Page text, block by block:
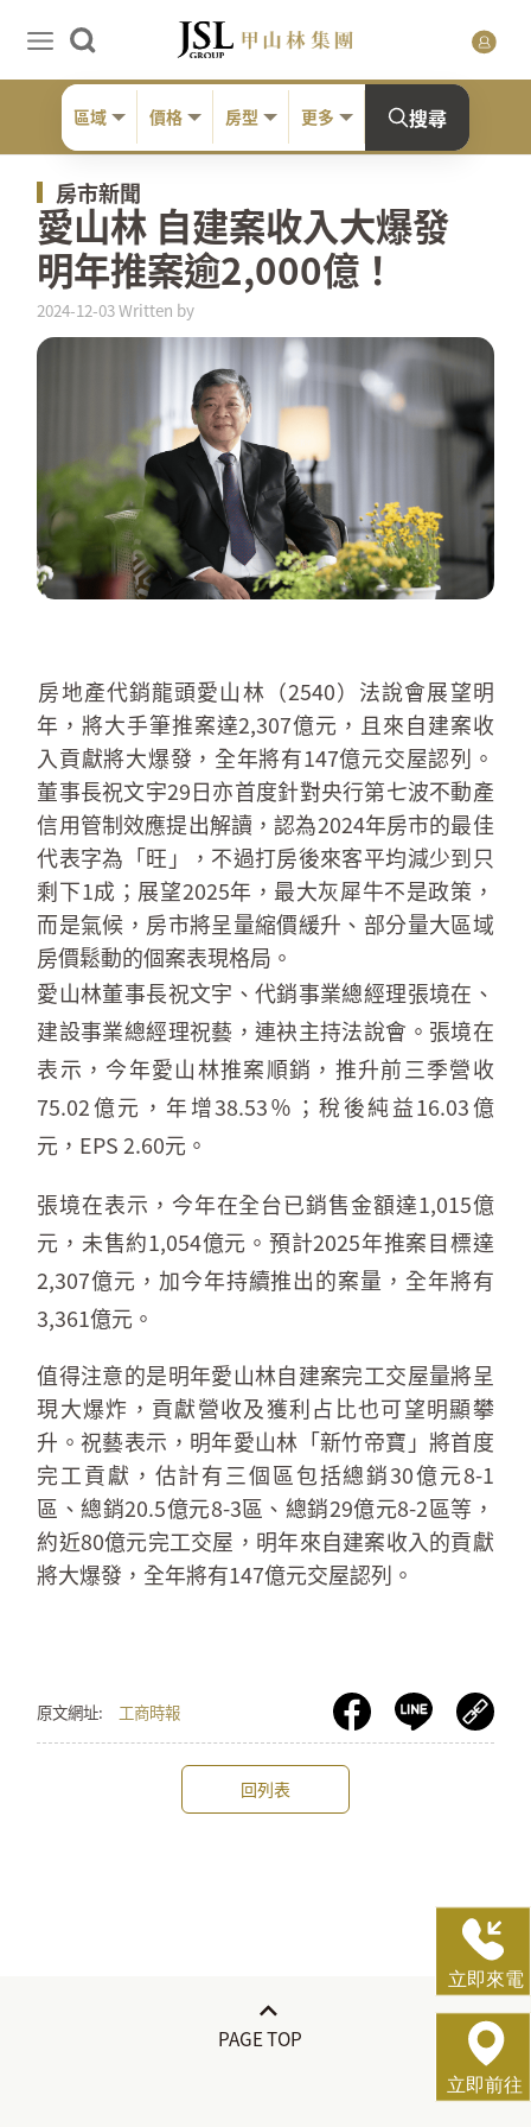
區域 價格 房型 更多 搜尋
房市新聞
愛山林 自建案收入大爆發
明年推案逾2,000億！
2024-12-03 Written by
房地產代銷龍頭愛山林（2540）法說會展望明
年，將大手筆推案達2,307億元，且來自建案收
入貢獻將大爆發，全年將有147億元交屋認列。
董事長祝文宇29日亦首度針對央行第七波不動產
信用管制效應提出解讀，認為2024年房市的最佳
代表字為「旺」，不過打房後來客平均減少到只
剩下1成；展望2025年，最大灰犀牛不是政策，
而是氣候，房市將呈量縮價緩升、部分量大區域
房價鬆動的個案表現格局。
愛山林董事長祝文宇、代銷事業總經理張境在、
建設事業總經理祝藝，連袂主持法說會。張境在
表示，今年愛山林推案順銷，推升前三季營收
75.02億元，年增38.53％；稅後純益16.03億
元，EPS 2.60元。
張境在表示，今年在全台已銷售金額達1,015億
元，未售約1,054億元。預計2025年推案目標達
2,307億元，加今年持續推出的案量，全年將有
3,361億元。
值得注意的是明年愛山林自建案完工交屋量將呈
現大爆炸，貢獻營收及獲利占比也可望明顯攀
升。祝藝表示，明年愛山林「新竹帝寶」將首度
完工貢獻，估計有三個區包括總銷30億元8-1
區、總銷20.5億元8-3區、總銷29億元8-2區等，
約近80億元完工交屋，明年來自建案收入的貢獻
將大爆發，全年將有147億元交屋認列。
原文網址: 工商時報
回列表